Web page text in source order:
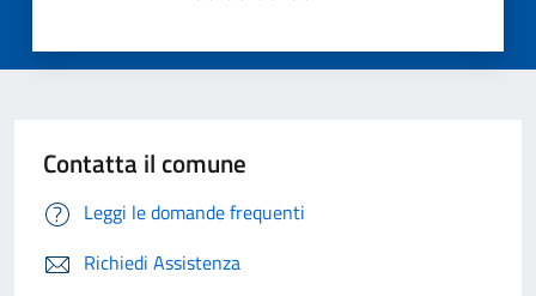
Contatta il comune
Leggi le domande frequenti
Richiedi Assistenza